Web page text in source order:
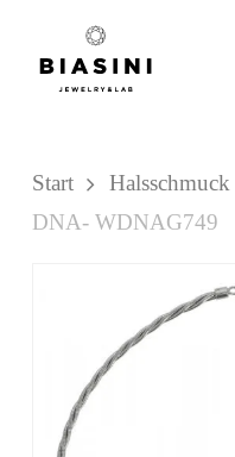
Einkaufswagen
Start Halsschmuck
DNA- WDNAG749